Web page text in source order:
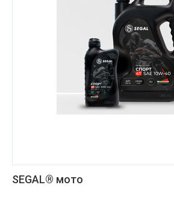
SEGAL® мото